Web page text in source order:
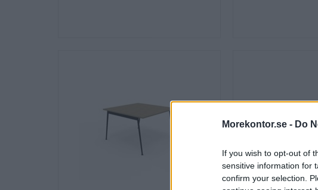
Morekontor.se - Do
If you wish to opt-out of
sensitive information for
confirm your selection.